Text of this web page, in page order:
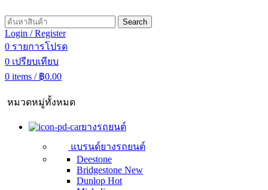
Search
Login / Register
0 รายการโปรด
0 เปรียบเทียบ
0 items / ฿0.00
หมวดหมู่ทั้งหมด
ยางรถยนต์
แบรนด์ยางรถยนต์
Deestone
Bridgestone New
Dunlop Hot